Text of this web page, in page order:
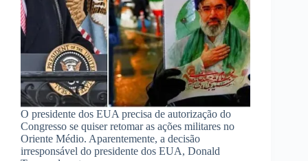
O presidente dos EUA precisa de autorização do
Congresso se quiser retomar as ações militares no
Oriente Médio. Aparentemente, a decisão
irresponsável do presidente dos EUA, Donald